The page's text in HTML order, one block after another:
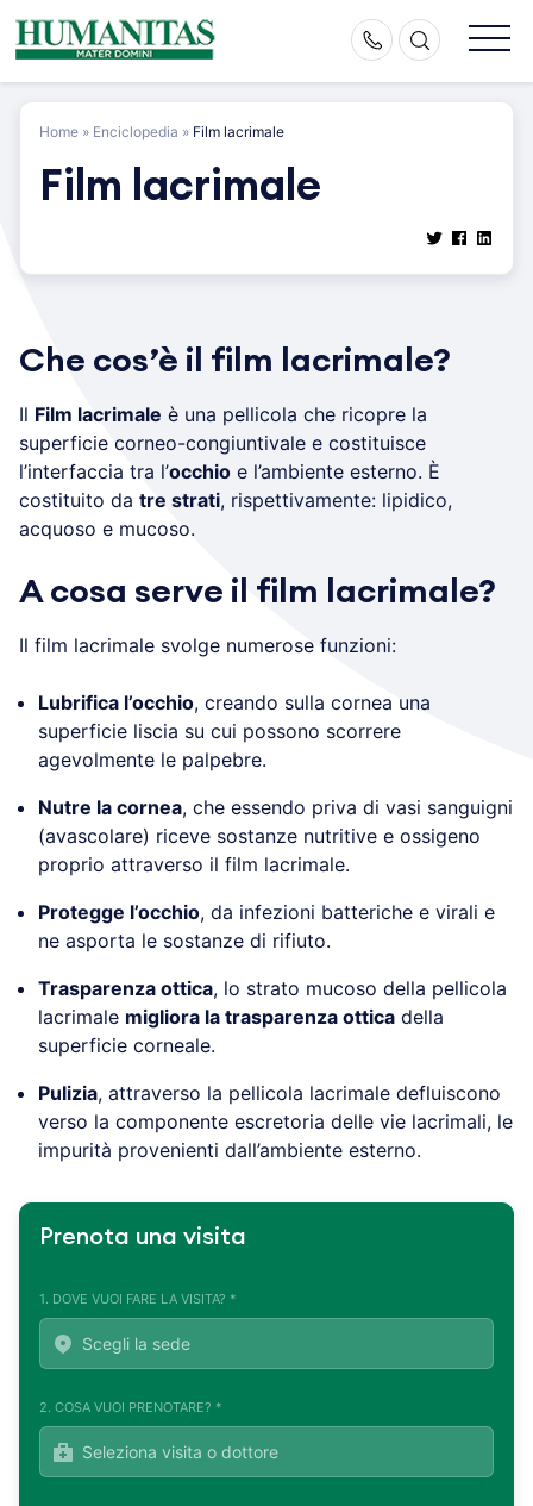
Skip
to
Home » Enciclopedia » Film lacrimale
Film lacrimale
Che cos’è il film lacrimale?
Il Film lacrimale è una pellicola che ricopre la
superficie corneo-congiuntivale e costituisce
l’interfaccia tra l’occhio e l’ambiente esterno. È
costituito da tre strati, rispettivamente: lipidico,
acquoso e mucoso.
A cosa serve il film lacrimale?
Il film lacrimale svolge numerose funzioni:
Lubrifica l’occhio, creando sulla cornea una
superficie liscia su cui possono scorrere
agevolmente le palpebre.
Nutre la cornea, che essendo priva di vasi sanguigni
(avascolare) riceve sostanze nutritive e ossigeno
proprio attraverso il film lacrimale.
Protegge l’occhio, da infezioni batteriche e virali e
ne asporta le sostanze di rifiuto.
Trasparenza ottica, lo strato mucoso della pellicola
lacrimale migliora la trasparenza ottica della
superficie corneale.
Pulizia, attraverso la pellicola lacrimale defluiscono
verso la componente escretoria delle vie lacrimali, le
impurità provenienti dall’ambiente esterno.
Prenota una visita
1. DOVE VUOI FARE LA VISITA? *
2. COSA VUOI PRENOTARE? *